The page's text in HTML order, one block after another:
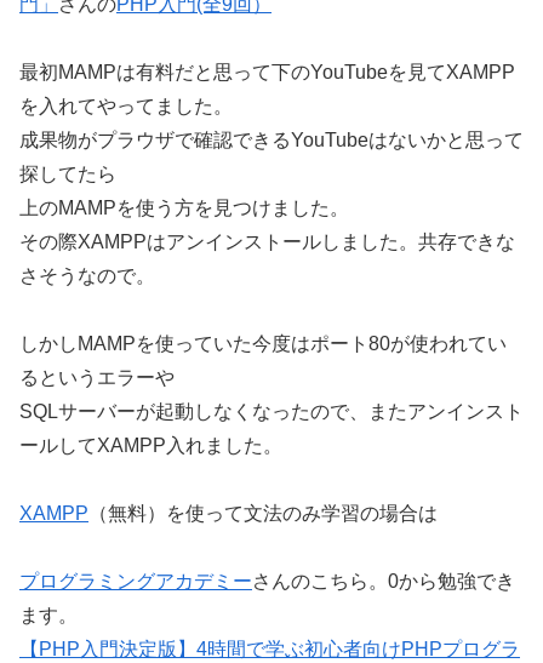
最初MAMPは有料だと思って下のYouTubeを見てXAMPP
を入れてやってました。
成果物がプラウザで確認できるYouTubeはないかと思って
探してたら
上のMAMPを使う方を見つけました。
その際XAMPPはアンインストールしました。共存できな
さそうなので。
しかしMAMPを使っていた今度はポート80が使われてい
るというエラーや
SQLサーバーが起動しなくなったので、またアンインスト
ールしてXAMPP入れました。
XAMPP （無料）を使って文法のみ学習の場合は
プログラミングアカデミーさんのこちら。0から勉強でき
ます。
【PHP入門決定版】4時間で学ぶ初心者向けPHPプログラ